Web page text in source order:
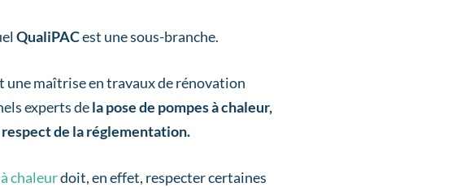
QualiPACest une sous-branche.
une maîtrise en travaux de rénovation
experts dela pose de pompes à chaleur,
respect de la réglementation.
chaleurdoit, en effet, respecter certaines